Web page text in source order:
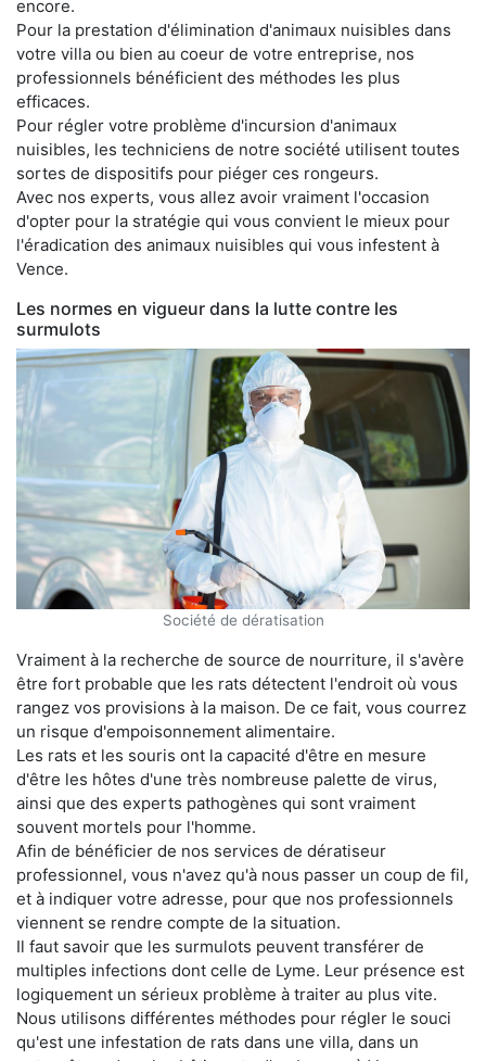
encore.
Pour la prestation d'élimination d'animaux nuisibles dans
votre villa ou bien au coeur de votre entreprise, nos
professionnels bénéficient des méthodes les plus
efficaces.
Pour régler votre problème d'incursion d'animaux
nuisibles, les techniciens de notre société utilisent toutes
sortes de dispositifs pour piéger ces rongeurs.
Avec nos experts, vous allez avoir vraiment l'occasion
d'opter pour la stratégie qui vous convient le mieux pour
l'éradication des animaux nuisibles qui vous infestent à
Vence.
Les normes en vigueur dans la lutte contre les
surmulots
Société de dératisation
Vraiment à la recherche de source de nourriture, il s'avère
être fort probable que les rats détectent l'endroit où vous
rangez vos provisions à la maison. De ce fait, vous courrez
un risque d'empoisonnement alimentaire.
Les rats et les souris ont la capacité d'être en mesure
d'être les hôtes d'une très nombreuse palette de virus,
ainsi que des experts pathogènes qui sont vraiment
souvent mortels pour l'homme.
Afin de bénéficier de nos services de dératiseur
professionnel, vous n'avez qu'à nous passer un coup de fil,
et à indiquer votre adresse, pour que nos professionnels
viennent se rendre compte de la situation.
Il faut savoir que les surmulots peuvent transférer de
multiples infections dont celle de Lyme. Leur présence est
logiquement un sérieux problème à traiter au plus vite.
Nous utilisons différentes méthodes pour régler le souci
qu'est une infestation de rats dans une villa, dans un